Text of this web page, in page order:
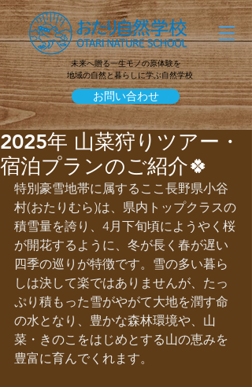
未来へ贈る一生モノの原体験を
地域の自然と暮らしに学ぶ自然学校
お問い合わせ
2025年 山菜狩りツアー・
宿泊プランのご紹介🍀
特別豪雪地帯に属するここ長野県小谷
村(おたりむら)は、県内トップクラスの
積雪量を誇り、4月下旬頃にようやく桜
が開花するように、冬が長く春が遅い
四季の巡りが特徴です。雪の多い暮ら
しは決して楽ではありませんが、たっ
ぷり積もった雪がやがて大地を潤す命
の水となり、豊かな森林環境や、山
菜・きのこをはじめとする山の恵みを
豊富に育んでくれます。